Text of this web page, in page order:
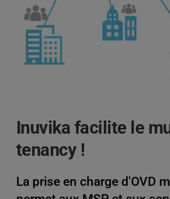
Inuvika facilite le
tenancy !
La prise en charge d'OVD